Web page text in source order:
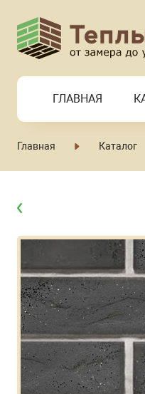
ГЛАВНАЯ
Главная Каталог